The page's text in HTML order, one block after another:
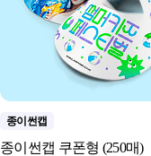
종이썬캡
종이썬캡 쿠폰형 (250매)